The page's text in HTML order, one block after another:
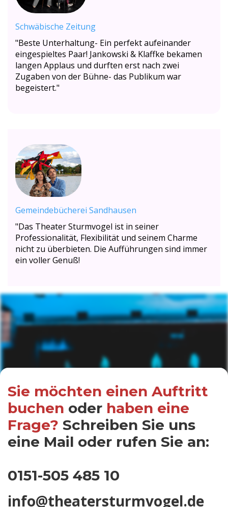
Schwäbische Zeitung
"Beste Unterhaltung- Ein perfekt aufeinander
eingespieltes Paar! Jankowski & Klaffke bekamen
langen Applaus und durften erst nach zwei
Zugaben von der Bühne- das Publikum war
begeistert."
Gemeindebücherei Sandhausen
"Das Theater Sturmvogel ist in seiner
Professionalität, Flexibilität und seinem Charme
nicht zu überbieten. Die Aufführungen sind immer
ein voller Genuß!
Sie möchten einen Auftritt
buchen oder haben eine
Frage? Schreiben Sie uns
eine Mail oder rufen Sie an:
0151-505 485 10
info@theatersturmvogel.de